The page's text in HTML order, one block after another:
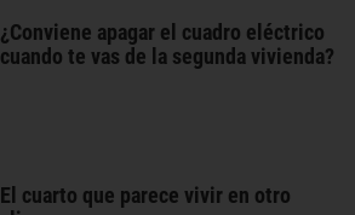
¿Conviene apagar el cuadro eléctrico
cuando te vas de la segunda vivienda?
El cuarto que parece vivir en otro